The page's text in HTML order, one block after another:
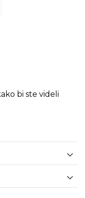
bi ste videli